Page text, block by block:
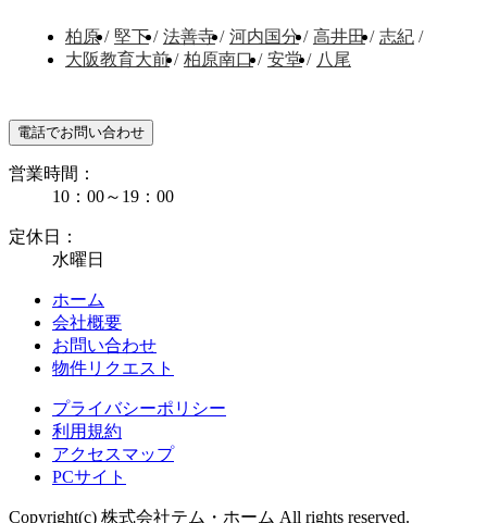
柏原 / 堅下 / 法善寺 / 河内国分 / 高井田 / 志紀 /
大阪教育大前 / 柏原南口 / 安堂 / 八尾
電話でお問い合わせ
営業時間：
10：00～19：00
定休日：
水曜日
ホーム
会社概要
お問い合わせ
物件リクエスト
プライバシーポリシー
利用規約
アクセスマップ
PCサイト
Copyright(c) 株式会社テム・ホーム All rights reserved.